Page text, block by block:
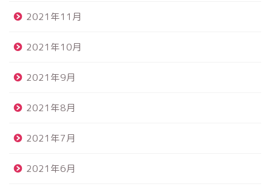
2021年11月
2021年10月
2021年9月
2021年8月
2021年7月
2021年6月